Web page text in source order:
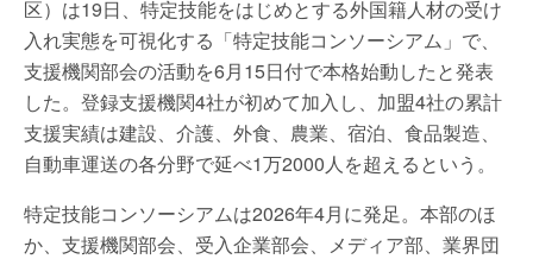
区）は19日、特定技能をはじめとする外国籍人材の受け
入れ実態を可視化する「特定技能コンソーシアム」で、
支援機関部会の活動を6月15日付で本格始動したと発表
した。登録支援機関4社が初めて加入し、加盟4社の累計
支援実績は建設、介護、外食、農業、宿泊、食品製造、
自動車運送の各分野で延べ1万2000人を超えるという。
特定技能コンソーシアムは2026年4月に発足。本部のほ
か、支援機関部会、受入企業部会、メディア部、業界団